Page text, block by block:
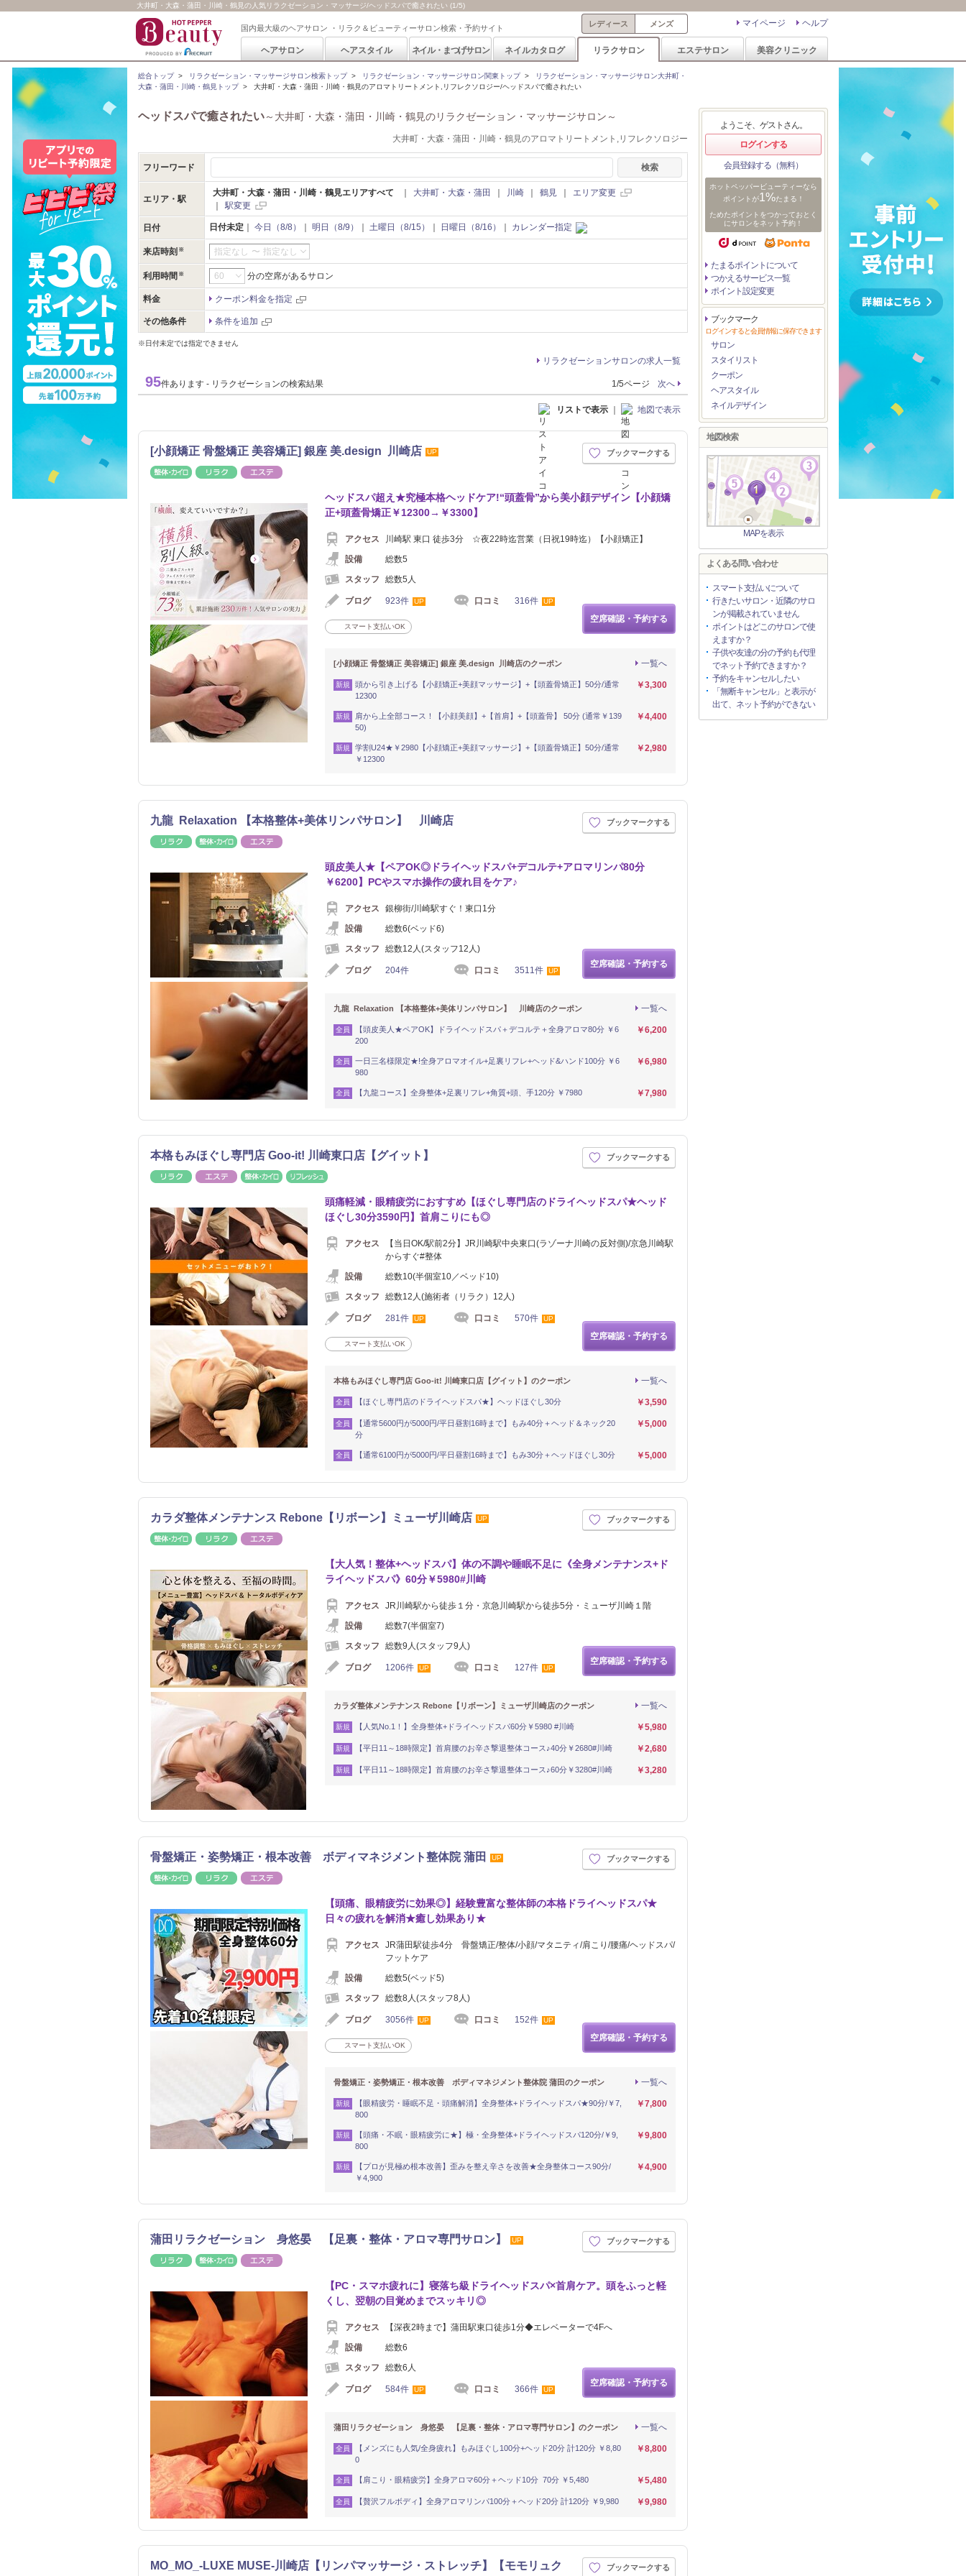
大井町・大森・蒲田・川崎・鶴見の人気リラクゼーション・マッサージ/ヘッドスパで癒されたい (1/5)
国内最大級のヘアサロン ・リラク＆ビューティーサロン検索・予約サイト ヘルプ
マイページ
レディース メンズ
ヘアサロン ヘアスタイル ネイル・まつげサロン ネイルカタログ リラクサロン エステサロン 美容クリニック
総合トップ> リラクゼーション・マッサージサロン検索トップ> リラクゼーション・マッサージサロン関東トップ>
リラクゼーション・マッサージサロン大井町・
大森・蒲田・川崎・鶴見トップ> 大井町・大森・蒲田・川崎・鶴見のアロマトリートメント,リフレクソロジー/ヘッドスパで癒されたい
ヘッドスパで癒されたい～大井町・大森・蒲田・川崎・鶴見のリラクゼーション・マッサージサロン～
大井町・大森・蒲田・川崎・鶴見のアロマトリートメント,リフレクソロジー
フリーワード
エリア・駅
大井町・大森・蒲田・川崎・鶴見エリアすべて 大井町・大森・蒲田 川崎 鶴見
エリア変更
駅変更
日付 日付未定 今日（8/8） 明日（8/9） 土曜日（8/15） 日曜日（8/16） カレンダー指定
来店時刻 指定なし 〜 指定なし
利用時間 分の空席があるサロン
料金 クーポン料金を指定
その他条件 条件を追加
※日付未定では指定できません
リラクゼーションサロンの求人一覧
95件あります - リラクゼーションの検索結果 1/5ページ 次へ
リストで表示 ｜ 地図で表示
[小顔矯正 骨盤矯正 美容矯正] 銀座 美.design 川崎店 UP
整体・カイロリラク
ブックマークする
ヘッドスパ超え★究極本格ヘッドケア!“頭蓋骨”から美小顔デザイン【小顔矯
正+頭蓋骨矯正￥12300→￥3300】
アクセス
川崎駅 東口 徒歩3分 ☆夜22時迄営業（日祝19時迄）【小顔矯正】
設備
総数5
スタッフ
総数5人
ブログ 923件 UP 口コミ 316件 UP
スマート支払いOK
空席確認・予約する
一覧へ
[小顔矯正 骨盤矯正 美容矯正] 銀座 美.design 川崎店のクーポン
新規
頭から引き上げる【小顔矯正+美顔マッサージ】+【頭蓋骨矯正】50分/通常
12300
￥3,300
新規
肩から上全部コース！【小顔美顔】+【首肩】+【頭蓋骨】 50分 (通常￥139
50)
￥4,400
新規
学割U24★￥2980【小顔矯正+美顔マッサージ】+【頭蓋骨矯正】50分/通常
￥12300
￥2,980
九龍 Relaxation 【本格整体+美体リンパサロン】 川崎店
リラク 整体・カイロ
ブックマークする
頭皮美人★【ペアOK◎ドライヘッドスパ+デコルテ+アロマリンパ80分
￥6200】PCやスマホ操作の疲れ目をケア♪
アクセス
銀柳街/川崎駅すぐ！東口1分
設備
総数6(ベッド6)
スタッフ
総数12人(スタッフ12人)
ブログ 204件 口コミ 3511件 UP
空席確認・予約する
一覧へ
九龍 Relaxation 【本格整体+美体リンパサロン】 川崎店のクーポン
全員
【頭皮美人★ペアOK】ドライヘッドスパ＋デコルテ＋全身アロマ80分 ￥6
200
￥6,200
全員
一日三名様限定★!全身アロマオイル+足裏リフレ+ヘッド&ハンド100分 ￥6
980
￥6,980
全員 【九龍コース】全身整体+足裏リフレ+角質+頭、手120分 ￥7980 ￥7,980
本格もみほぐし専門店 Goo-it! 川崎東口店【グイット】
リラク エステ 整体・カイロ
ブックマークする
頭痛軽減・眼精疲労におすすめ【ほぐし専門店のドライヘッドスパ★ヘッド
ほぐし30分3590円】首肩こりにも◎
アクセス
【当日OK/駅前2分】JR川崎駅中央東口(ラゾーナ川崎の反対側)/京急川崎駅
からすぐ#整体
設備
総数10(半個室10／ベッド10)
スタッフ
総数12人(施術者（リラク）12人)
ブログ 281件 UP 口コミ 570件 UP
スマート支払いOK
空席確認・予約する
一覧へ
本格もみほぐし専門店 Goo-it! 川崎東口店【グイット】のクーポン
全員 【ほぐし専門店のドライヘッドスパ★】ヘッドほぐし30分 ￥3,590
全員
【通常5600円が5000円/平日昼割16時まで】もみ40分＋ヘッド＆ネック20
分
￥5,000
全員 【通常6100円が5000円/平日昼割16時まで】もみ30分＋ヘッドほぐし30分 ￥5,000
カラダ整体メンテナンス Rebone【リボーン】ミューザ川崎店 UP
整体・カイロリラク
ブックマークする
【大人気！整体+ヘッドスパ】体の不調や睡眠不足に《全身メンテナンス+ド
ライヘッドスパ》60分￥5980#川崎
アクセス
JR川崎駅から徒歩１分・京急川崎駅から徒歩5分・ミューザ川崎１階
設備
総数7(半個室7)
スタッフ
総数9人(スタッフ9人)
ブログ 1206件 UP 口コミ 127件 UP
空席確認・予約する
一覧へ
カラダ整体メンテナンス Rebone【リボーン】ミューザ川崎店のクーポン
新規 【人気No.1！】全身整体+ドライヘッドスパ60分￥5980 #川崎 ￥5,980
新規 【平日11～18時限定】首肩腰のお辛さ撃退整体コース♪40分￥2680#川崎 ￥2,680
新規 【平日11～18時限定】首肩腰のお辛さ撃退整体コース♪60分￥3280#川崎 ￥3,280
骨盤矯正・姿勢矯正・根本改善 ボディマネジメント整体院 蒲田 UP
整体・カイロリラク
ブックマークする
【頭痛、眼精疲労に効果◎】経験豊富な整体師の本格ドライヘッドスパ★
日々の疲れを解消★癒し効果あり★
アクセス
JR蒲田駅徒歩4分 骨盤矯正/整体/小顔/マタニティ/肩こり/腰痛/ヘッドスパ/
フットケア
設備
総数5(ベッド5)
スタッフ
総数8人(スタッフ8人)
ブログ 3056件 UP 口コミ 152件 UP
スマート支払いOK
空席確認・予約する
一覧へ
骨盤矯正・姿勢矯正・根本改善 ボディマネジメント整体院 蒲田のクーポン
新規
【眼精疲労・睡眠不足・頭痛解消】全身整体+ドライヘッドスパ★90分/￥7,
800
￥7,800
新規
【頭痛・不眠・眼精疲労に★】極・全身整体+ドライヘッドスパ120分/￥9,
800
￥9,800
新規
【プロが見極め根本改善】歪みを整え辛さを改善★全身整体コース90分/
￥4,900
￥4,900
蒲田リラクゼーション 身悠晏 【足裏・整体・アロマ専門サロン】 UP
リラク 整体・カイロ
ブックマークする
【PC・スマホ疲れに】寝落ち級ドライヘッドスパ×首肩ケア。頭をふっと軽
くし、翌朝の目覚めまでスッキリ◎
アクセス
【深夜2時まで】蒲田駅東口徒歩1分◆エレベーターで4Fへ
設備
総数6
スタッフ
総数6人
ブログ 584件 UP 口コミ 366件 UP
空席確認・予約する
一覧へ
蒲田リラクゼーション 身悠晏 【足裏・整体・アロマ専門サロン】のクーポン
全員
【メンズにも人気/全身疲れ】もみほぐし100分+ヘッド20分 計120分 ￥8,80
0
￥8,800
全員 【肩こり・眼精疲労】全身アロマ60分＋ヘッド10分 70分 ￥5,480 ￥5,480
全員 【贅沢フルボディ】全身アロマリンパ100分＋ヘッド20分 計120分 ￥9,980 ￥9,980
MO_MO_-LUXE MUSE-川崎店【リンパマッサージ・ストレッチ】【モモリュク ブックマークする
ようこそ、ゲストさん。
ログインする
会員登録する（無料）
ホットペッパービューティーなら
ポイントが1%たまる！
ためたポイントをつかっておとく
にサロンをネット予約！
たまるポイントについて
つかえるサービス一覧
ポイント設定変更
ブックマーク
ログインすると会員情報に保存できます
サロン
スタイリスト
クーポン
ヘアスタイル
ネイルデザイン
地図検索
MAPを表示
よくある問い合わせ
スマート支払いについて
行きたいサロン・近隣のサロ
ンが掲載されていません
ポイントはどこのサロンで使
えますか？
子供や友達の分の予約も代理
でネット予約できますか？
予約をキャンセルしたい
「無断キャンセル」と表示が
出て、ネット予約ができない